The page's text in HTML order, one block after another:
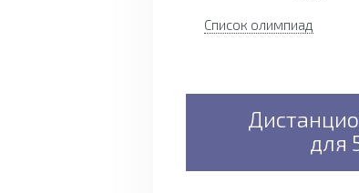
Список олимпиад
для